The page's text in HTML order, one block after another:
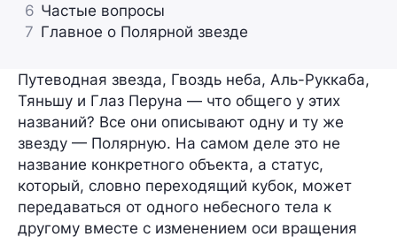
6 Частые вопросы
7 Главное о Полярной звезде
Путеводная звезда, Гвоздь неба, Аль-Руккаба,
Тяньшу и Глаз Перуна — что общего у этих
названий? Все они описывают одну и ту же
звезду — Полярную. На самом деле это не
название конкретного объекта, а статус,
который, словно переходящий кубок, может
передаваться от одного небесного тела к
другому вместе с изменением оси вращения